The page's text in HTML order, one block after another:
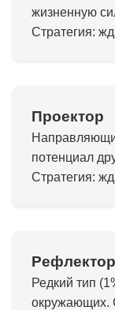
жизненную
Стратегия:
Проектор
потенциал
Стратегия:
Рефлектор
Редкий тип
окружающих.